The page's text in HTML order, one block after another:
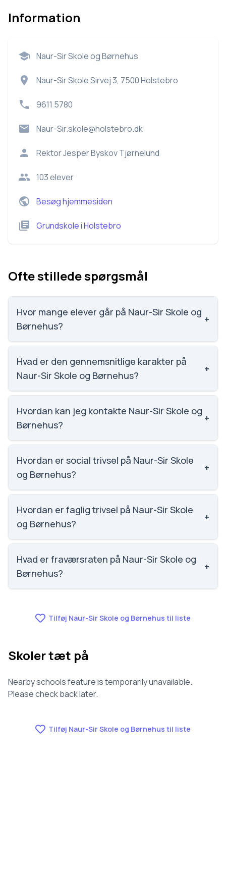
Information
Naur-Sir Skole og Børnehus
Naur-Sir Skole Sirvej 3, 7500 Holstebro
9611 5780
Naur-Sir.skole@holstebro.dk
RektorJesper Byskov Tjørnelund
103elever
Besøg hjemmesiden
GrundskoleiHolstebro
Ofte stillede spørgsmål
Hvor mange elever går på Naur-Sir Skole og
Børnehus?
+
Naur-Sir Skole og Børnehus har 103 elever, hvilket
gør den til nummer 1789 ud af 3143 skoler.
Hvad er den gennemsnitlige karakter på
Naur-Sir Skole og Børnehus?
+
Vi har ikke data om karaktergennemsnittet for Naur-
Sir Skole og Børnehus.
Hvordan kan jeg kontakte Naur-Sir Skole og
Børnehus?
+
Email: Naur-Sir.skole@holstebro.dk. Telefon: 9611
5780. Adresse: Naur-Sir Skole Sirvej 3, 7500
Holstebro. Skoleleder: Jesper Byskov Tjørnelund.
Hvordan er social trivsel på Naur-Sir Skole
og Børnehus?
+
Social trivsel på Naur-Sir Skole og Børnehus er 4.1 ud
af 5, nummer 201 ud af 3143 skoler. Scoren er
baseret på elevernes egne besvarelser.
Hvordan er faglig trivsel på Naur-Sir Skole
og Børnehus?
+
Faglig trivsel på Naur-Sir Skole og Børnehus er 3.5
ud af 5, nummer 986 ud af 3143 skoler. Scoren er
baseret på elevernes egne besvarelser.
Hvad er fraværsraten på Naur-Sir Skole og
Børnehus?
+
Tilføj Naur-Sir Skole og Børnehus til liste
Skoler tæt på
Nearby schools feature is temporarily unavailable.
Please check back later.
Tilføj Naur-Sir Skole og Børnehus til liste